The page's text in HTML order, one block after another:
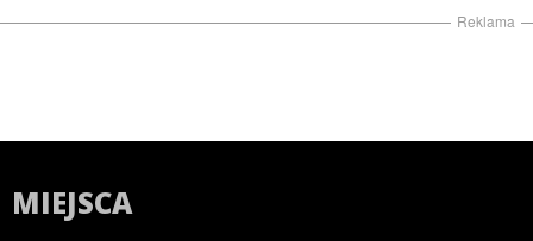
Reklama
MIEJSCA